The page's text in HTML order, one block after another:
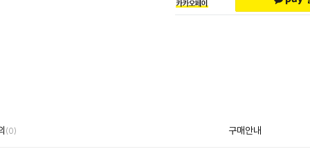
(0) 구매안내